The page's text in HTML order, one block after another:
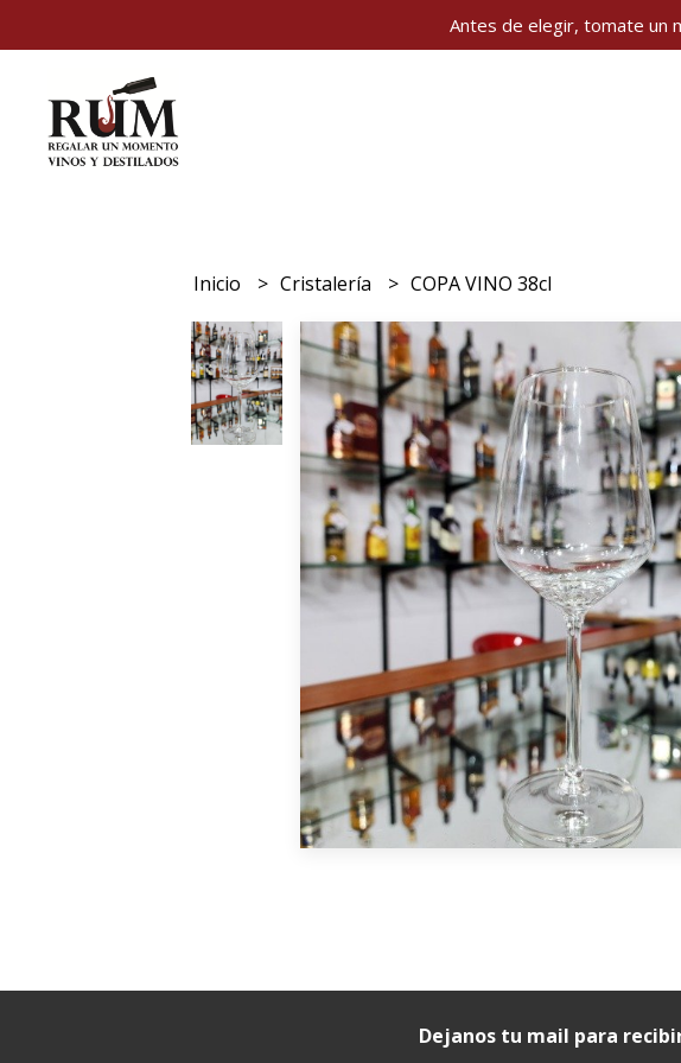
Antes de elegir, tomate un
Inicio Cristalería COPA VINO 38cl
Dejanos tu mail para